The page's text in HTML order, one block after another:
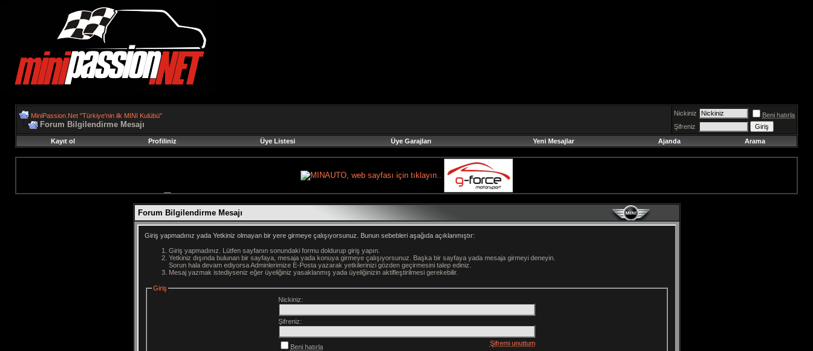
MiniPassion.Net "Türkiye'nin ilk MINI Kulübü"
Forum Bilgilendirme Mesajı
Nickiniz
Beni hatırla
Şifreniz
Kayıt ol
Profiliniz Üye Listesi Üye Garajları Yeni Mesajlar Ajanda Arama
Forum Bilgilendirme Mesajı
Giriş yapmadınız yada Yetkiniz olmayan bir yere girmeye çalışıyorsunuz. Bunun sebebleri aşağıda açıklanmıştır:
Giriş yapmadınız. Lütfen sayfanın sonundaki formu doldurup giriş yapın.
Yetkiniz dışında bulunan bir sayfaya, mesaja yada konuya girmeye çalışıyorsunuz. Başka bir sayfaya yada mesaja girmeyi deneyin.
Sorun hala devam ediyorsa Adminlerimize E-Posta yazarak yetkilerinizi gözden geçirmesini talep ediniz.
Mesaj yazmak istediyseniz eğer üyeliğiniz yasaklanmış yada üyeliğinizin aktifleştirilmesi gerekebilir.
Giriş
Nickiniz:
Şifreniz:
Şifremi unuttum
Beni hatırla